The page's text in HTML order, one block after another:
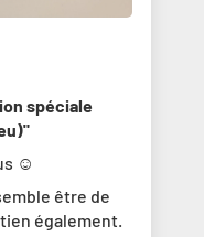
spéciale
☺️
être de
également.